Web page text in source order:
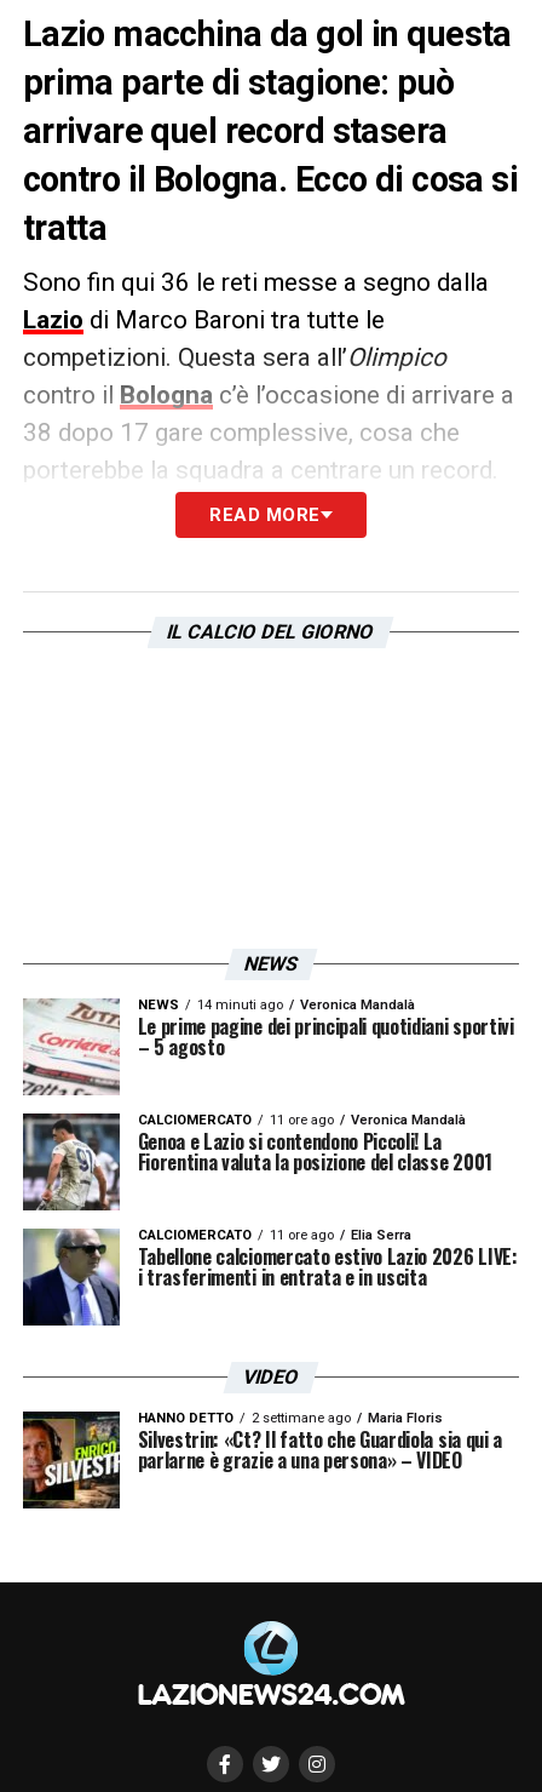
Lazio macchina da gol in questa
prima parte di stagione: può
arrivare quel record stasera
contro il Bologna. Ecco di cosa si
tratta
Sono fin qui 36 le reti messe a segno dalla
Lazio di Marco Baroni tra tutte le
competizioni. Questa sera all’Olimpico
contro il Bolognac’è l’occasione di arrivare a
38 dopo 17 gare complessive, cosa che
porterebbe la squadra a centrare un record.
Sarebbe infattiil secondo miglior risultato
2017/18 a questo punto della stagione ne
READ MORE
IL CALCIO DEL GIORNO
NEWS
NEWS 14 minuti ago Veronica Mandalà
Le prime pagine dei principali quotidiani sportivi
– 5 agosto
CALCIOMERCATO 11 ore ago Veronica Mandalà
Genoa e Lazio si contendono Piccoli! La
Fiorentina valuta la posizione del classe 2001
CALCIOMERCATO 11 ore ago Elia Serra
Tabellone calciomercato estivo Lazio 2026 LIVE:
i trasferimenti in entrata e in uscita
VIDEO
HANNO DETTO 2 settimane ago Maria Floris
Silvestrin: «Ct? Il fatto che Guardiola sia qui a
parlarne è grazie a una persona» – VIDEO